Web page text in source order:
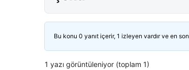
Bu konu 0 yanıt içerir, 1 izleyen vardır ve en son
1 yazı görüntüleniyor (toplam 1)